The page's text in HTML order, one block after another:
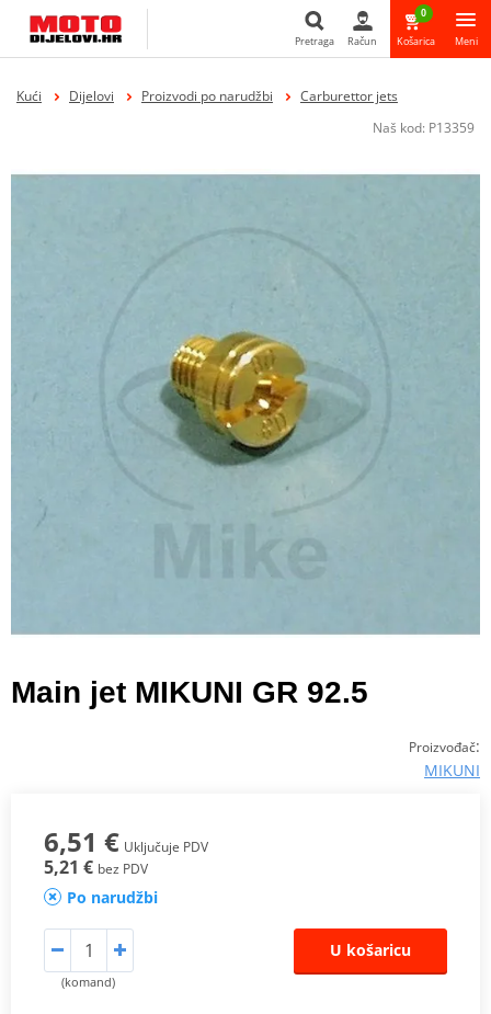
Pretraga
Pretraga Račun
0
Košarica Meni
Kući Dijelovi Proizvodi po narudžbi
Carburettor jets
Naš kod: P13359
Main jet MIKUNI GR 92.5
Proizvođač:
MIKUNI
6,51 € Uključuje PDV
5,21 € bez PDV
Po narudžbi
(komand)
U košaricu